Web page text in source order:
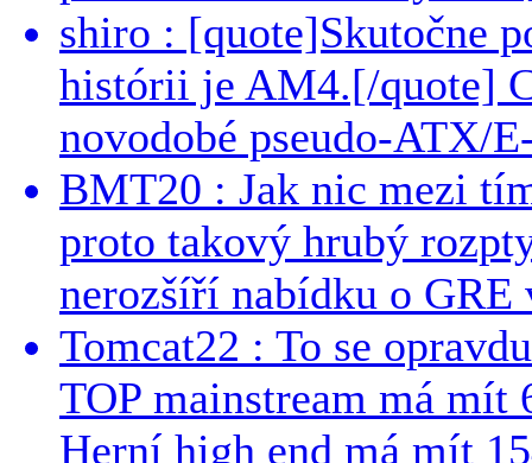
shiro : [quote]Skutočne
histórii je AM4.[/quote]
novodobé pseudo-ATX/
BMT20 : Jak nic mezi
proto takový hrubý
nerozšíří nabídku o GRE
Tomcat22 : To se
TOP mainstream má
Herní high end má mít